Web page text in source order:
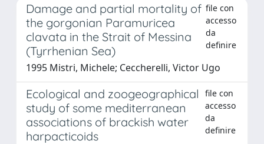
Damage and partial mortality of
the gorgonian Paramuricea
clavata in the Strait of Messina
(Tyrrhenian Sea)
file con
accesso
da
definire
1995 Mistri, Michele; Ceccherelli, Victor Ugo
Ecological and zoogeographical
study of some mediterranean
associations of brackish water
harpacticoids
file con
accesso
da
definire